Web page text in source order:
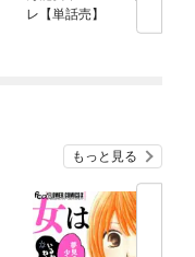
レ【単話売】
もっと見る